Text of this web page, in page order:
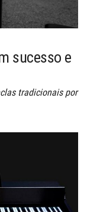
sucesso e
tradicionais por